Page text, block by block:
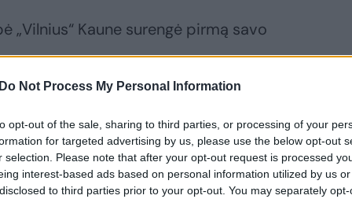
Do Not Process My Personal Information
opt-out of the sale, sharing to third parties, or processing of your
for targeted advertising by us, please use the below opt-out
selection. Please note that after your opt-out request is processed
interest-based ads based on personal information utilized by us
to third parties prior to your opt-out. You may separately
„Vilnius“ Kaune surengė pirmą savo
kultūros centras.